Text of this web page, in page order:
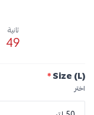
49
ثانية
Size (L)
*
اختر